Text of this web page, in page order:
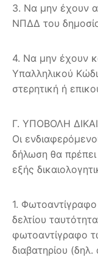
3. Να μην έχουν
ΝΠΔΔ του
4. Να μην έχουν
Υπαλληλικού
στερητική ή
Γ. ΥΠΟΒΟΛΗ
Οι
δήλωση θα
εξής
1.
δελτίου
φωτοαντίγραφο
διαβατηρίου